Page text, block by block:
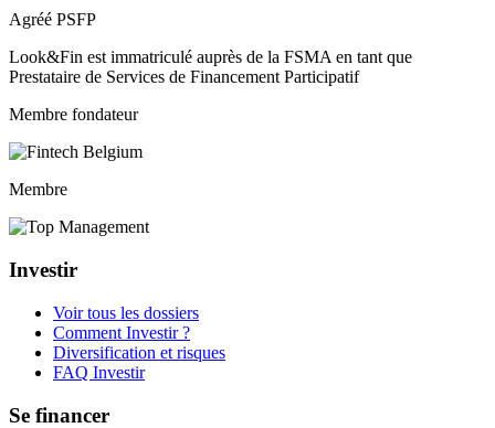
Agréé PSFP
Look&Fin est immatriculé auprès de la FSMA en tant que
Prestataire de Services de Financement Participatif
Membre fondateur
Membre
Investir
Voir tous les dossiers
Comment Investir ?
Diversification et risques
FAQ Investir
Se financer